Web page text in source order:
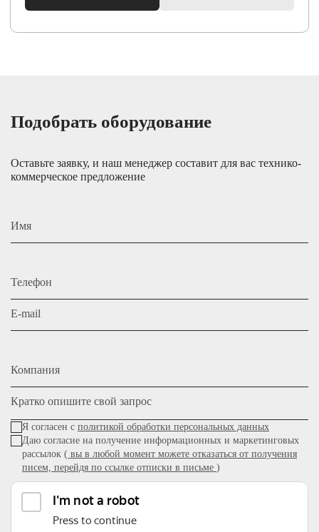
Подобрать оборудование
Оставьте заявку, и наш менеджер составит для вас технико-
коммерческое предложение
Имя
Телефон
E-mail
Компания
Кратко опишите свой запрос
Я согласен с политикой обработки персональных данных
Даю согласие на получение информационных и маркетинговых
рассылок ( вы в любой момент можете отказаться от получения
писем, перейдя по ссылке отписки в письме )